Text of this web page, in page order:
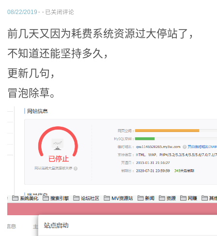
08/22/2019 · · 2019-
22
已关闭评论
前几天又因为耗费系统资源过大停站了，
不知道还能坚持多久，
更新几句，
冒泡除草。